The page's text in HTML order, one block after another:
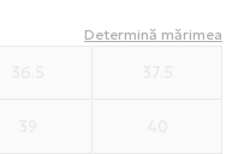
Determină mărimea